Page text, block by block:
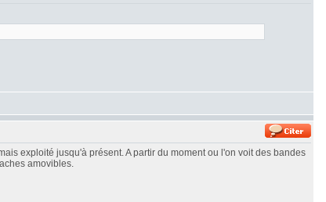
exploité jusqu'à présent. A partir du moment ou l'on voit des bandes
amovibles.